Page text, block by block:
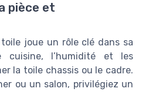
pièce et
toile joue un rôle clé dans sa
cuisine, l’humidité et les
la toile chassis ou le cadre.
ou un salon, privilégiez un